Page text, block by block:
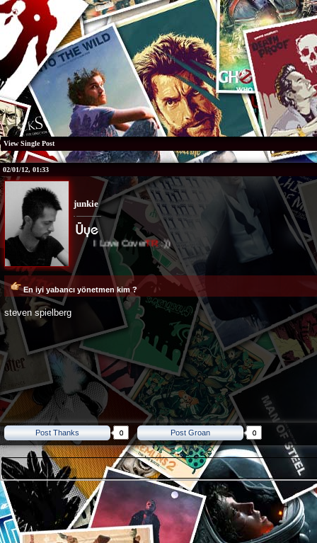
View Single Post
02/01/12, 01:33
junkie
I Love CoverTR:))
En iyi yabancı yönetmen kim ?
steven spielberg
Post Thanks Post Groan